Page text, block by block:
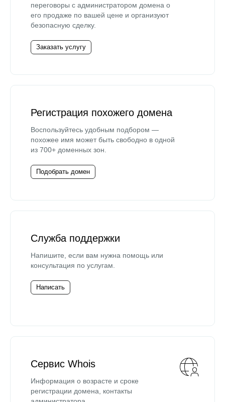
переговоры с администратором домена о
его продаже по вашей цене и организуют
безопасную сделку.
Заказать услугу
Регистрация похожего домена
Воспользуйтесь удобным подбором —
похожее имя может быть свободно в одной
из 700+ доменных зон.
Подобрать домен
Служба поддержки
Напишите, если вам нужна помощь или
консультация по услугам.
Написать
Сервис Whois
Информация о возрасте и сроке
регистрации домена, контакты